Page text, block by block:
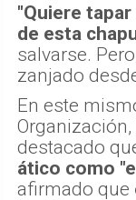
"Quiere
de esta
salvarse.
zanjado
En este
Organización,
destacado
ático como
afirmado que